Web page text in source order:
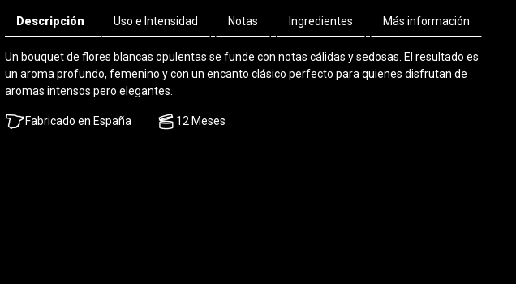
Descripción Uso e Intensidad Notas Ingredientes Más información
Un bouquet de flores blancas opulentas se funde con notas cálidas y sedosas. El resultado es
un aroma profundo, femenino y con un encanto clásico perfecto para quienes disfrutan de
aromas intensos pero elegantes.
Fabricado en España 12 Meses